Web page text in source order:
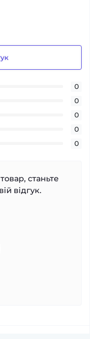
0
0
0
0
0
станьте
відгук.